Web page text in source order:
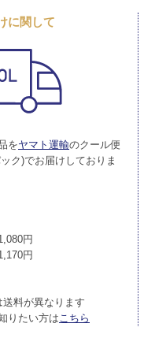
に関して
をヤマト運輸のクール便
ク)でお届けしておりま
円
円
料が異なります
りたい方はこちら